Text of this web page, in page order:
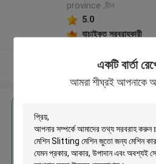
একটি বার্তা
আমরা শীঘ্রই আপনাকে
province ,চীন
5.0
যাচাইকৃত সরবরাহকারী
আরো দেখুন
চটকান ফ্লোস
মেশিন জুতো জন্য